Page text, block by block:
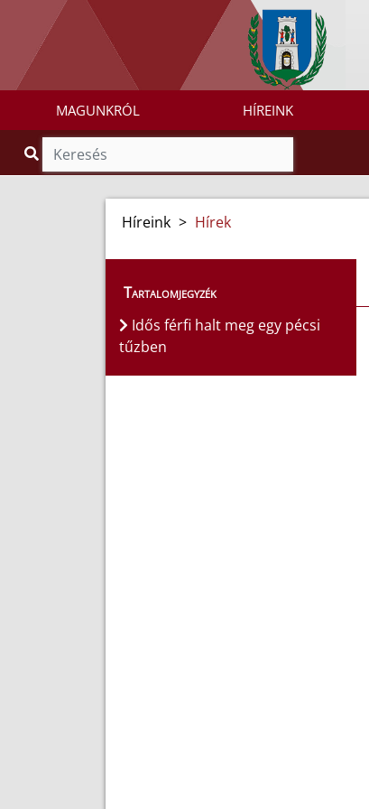
MAGUNKRÓL HÍREINK
Híreink > Hírek
Tartalomjegyzék
Idős férfi halt meg egy pécsi
tűzben